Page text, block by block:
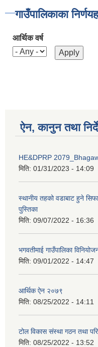
गाउँपालिकाका
आर्थिक वर्ष
ऐन, कानुन तथा
HE&DPRP
मिति: 01/31/2023 - 14:09
स्थानीय तहको वडाबाट हुने
पुस्तिका
मिति: 09/07/2022 - 16:36
भगवतीमाई गाउँपालिका
मिति: 09/01/2022 - 14:47
आर्थिक ऐन २०७९
मिति: 08/25/2022 - 14:11
टोल विकास संस्था गठन तथा
मिति: 08/25/2022 - 13:52